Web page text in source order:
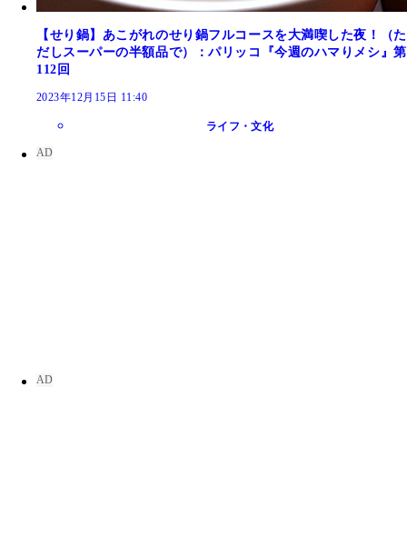
【せり鍋】あこがれのせり鍋フルコースを大満喫した夜！（た
だしスーパーの半額品で）：パリッコ『今週のハマりメシ』第
112回
2023年12月15日 11:40
ライフ・文化